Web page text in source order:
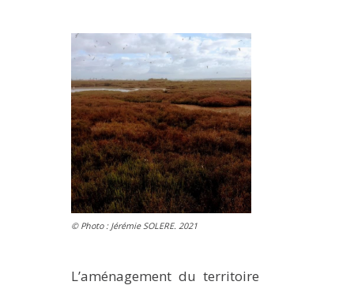
LOGICIELS
PUBLICATIONS SUR HAL
THÈSES
WORKING PAPERS
NOTES THÉMATIQUES
NOS TRAVAUX EN VIDÉO
© Photo : Jérémie SOLERE. 2021
L’aménagement du territoire